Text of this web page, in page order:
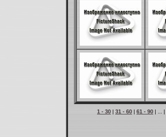
1 - 30 | 31 - 60 | 61 - 90 | ... |